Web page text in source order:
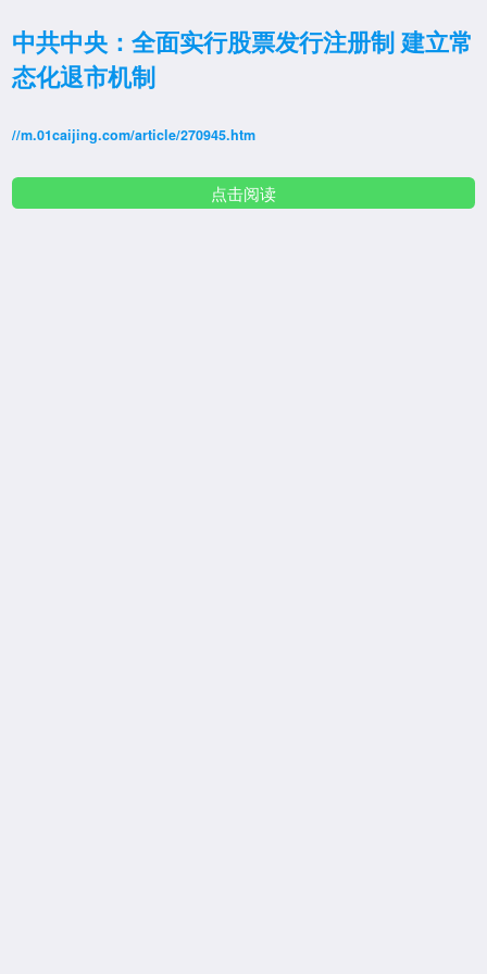
中共中央：全面实行股票发行注册制 建立常
态化退市机制
//m.01caijing.com/article/270945.htm
点击阅读